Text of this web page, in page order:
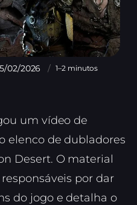
02/2026 1–2 minutos
um vídeo de
elenco de dubladores
Desert. O material
por dar
do jogo e detalha o